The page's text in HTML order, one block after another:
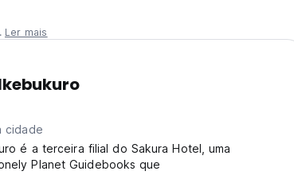
Ler mais
cidade
é a terceira filial do Sakura Hotel, uma
Planet Guidebooks que